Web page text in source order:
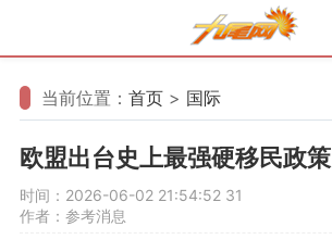
当前位置： 首页 > 国际
欧盟出台史上最强硬移民政策
时间：2026-06-02 21:54:52 31
作者：参考消息